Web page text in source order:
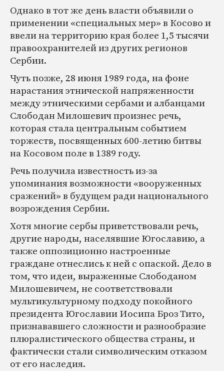
Однако в тот же день власти объявили о
применении «специальных мер» в Косово и
ввели на территорию края более 1,5 тысячи
правоохранителей из других регионов
Сербии.
Чуть позже, 28 июня 1989 года, на фоне
нарастания этнической напряженности
между этническими сербами и албанцами
Слободан Милошевич произнес речь,
которая стала центральным событием
торжеств, посвященных 600-летию битвы
на Косовом поле в 1389 году.
Речь получила известность из-за
упоминания возможности «вооруженных
сражений» в будущем ради национального
возрождения Сербии.
Хотя многие сербы приветствовали речь,
другие народы, населявшие Югославию, а
также оппозиционно настроенные
граждане отнеслись к ней с опаской. Дело в
том, что идеи, выраженные Слободаном
Милошевичем, не соответствовали
мультикультурному подходу покойного
президента Югославии Иосипа Броз Тито,
признававшего сложности и разнообразие
плюралистического общества страны, и
фактически стали символическим отказом
от его наследия.